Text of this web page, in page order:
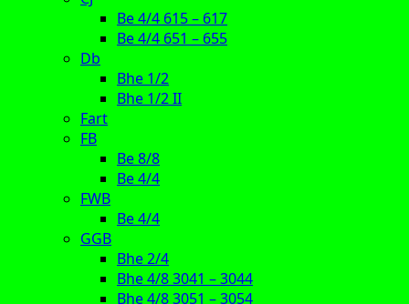
Be 4/4 615 – 617
Be 4/4 651 – 655
Db
Bhe 1/2
Bhe 1/2 II
Fart
FB
Be 8/8
Be 4/4
FWB
Be 4/4
GGB
Bhe 2/4
Bhe 4/8 3041 – 3044
Bhe 4/8 3051 – 3054